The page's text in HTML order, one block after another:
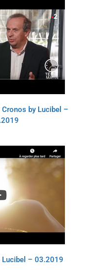
by Lucibel –
Lucibel – 03.2019